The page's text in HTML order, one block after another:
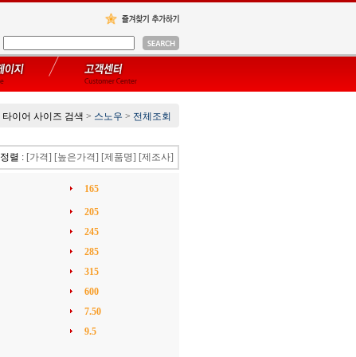
타이어 사이즈 검색 > 스노우 > 전체조회
정렬 : [가격] [높은가격] [제품명] [제조사]
165
205
245
285
315
600
7.50
9.5